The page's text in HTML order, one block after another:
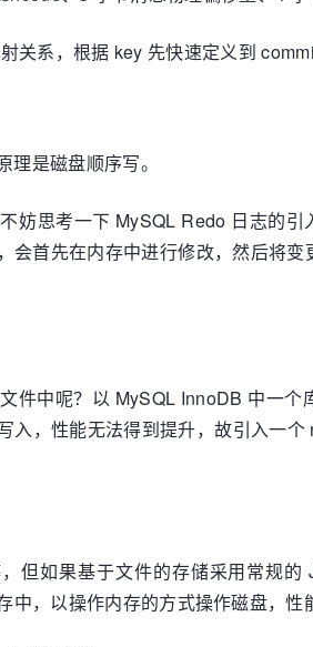
系，根据 key 先快速定义到
是磁盘顺序写。
妨思考一下 MySQL Redo 日志的
会首先在内存中进行修改，然后将
件中呢？以 MySQL InnoDB 中一
入，性能无法得到提升，故引入一
但如果基于文件的存储采用常规
，以操作内存的方式操作磁盘，性